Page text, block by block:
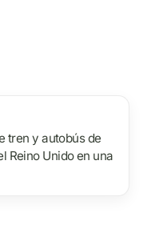
tren y autobús de
Reino Unido en una